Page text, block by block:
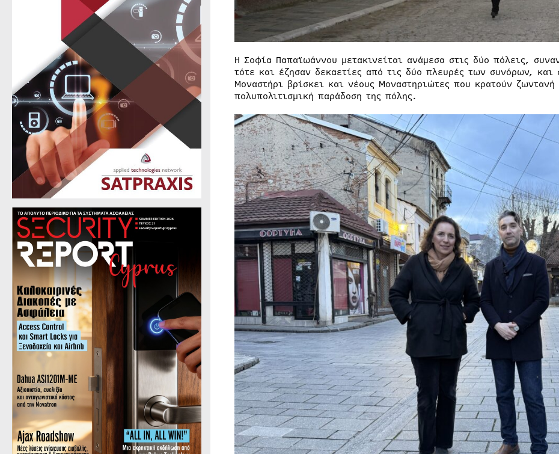
Η Σοφία Παπαϊωάννου μετακινείται ανάμεσα στις δύο πόλεις,
τότε και έζησαν δεκαετίες από τις δύο πλευρές των συνόρων, και
Μοναστήρι βρίσκει και νέους Μοναστηριώτες που κρατούν
πολυπολιτισμική παράδοση της πόλης.